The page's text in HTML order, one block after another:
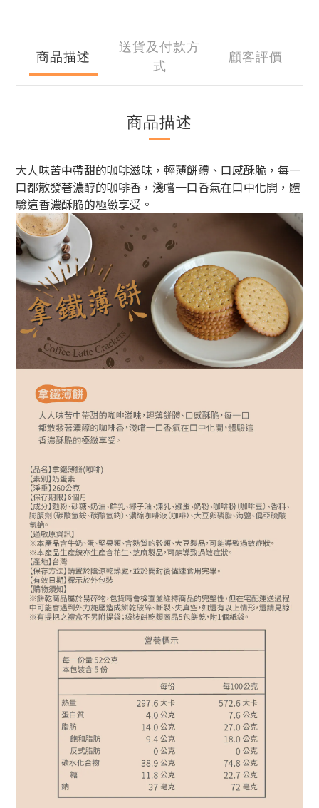
商品描述
送貨及付款方
式
顧客評價
商品描述
大人味苦中帶甜的咖啡滋味，輕薄餅體、口感酥脆，每一
口都散發著濃醇的咖啡香，淺嚐一口香氣在口中化開，體
驗這香濃酥脆的極緻享受。